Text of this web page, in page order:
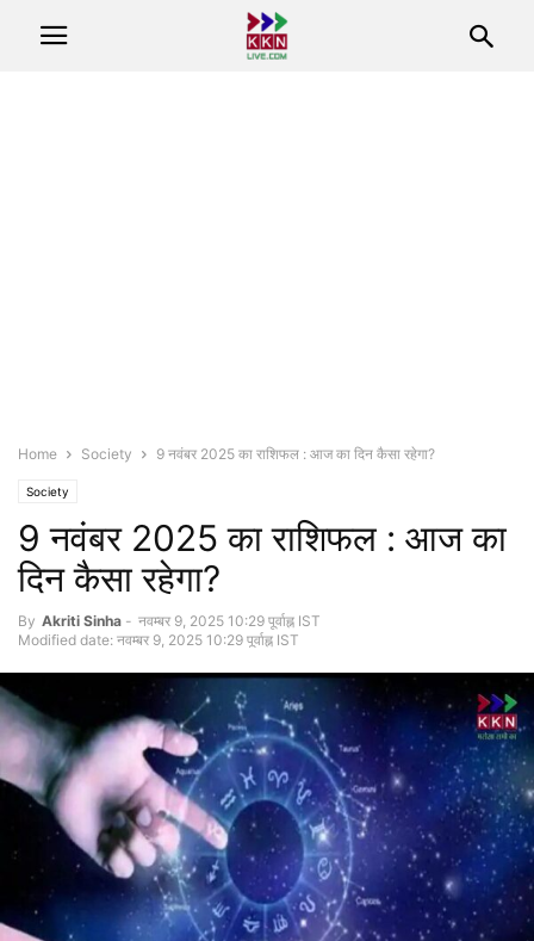
Home Society 9 नवंबर 2025 का राशिफल : आज का दिन कैसा रहेगा?
Society
9 नवंबर 2025 का राशिफल : आज का
दिन कैसा रहेगा?
By Akriti Sinha - नवम्बर 9, 2025 10:29 पूर्वाह्न IST
Modified date: नवम्बर 9, 2025 10:29 पूर्वाह्न IST